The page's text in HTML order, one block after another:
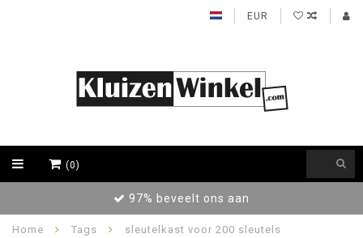
EUR
(0)
97% beveelt ons aan
Home Tags sleutelkast voor 200 sleutels